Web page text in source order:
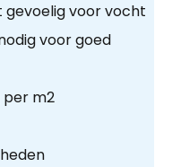
gevoelig voor vocht
voor goed
m2